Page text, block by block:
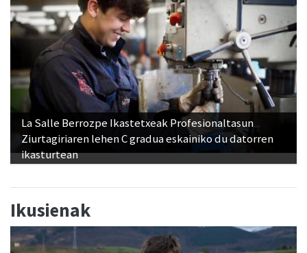
La Salle Berrozpe Ikastetxeak Profesionaltasun
Ziurtagiriaren lehen C gradua eskainiko du datorren
ikasturtean
Ikusienak